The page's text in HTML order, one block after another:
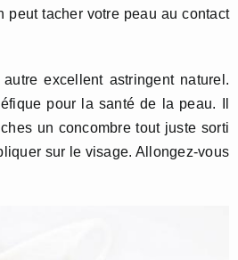
peut tacher votre peau au contact
excellent astringent naturel.
pour la santé de la peau. Il
un concombre tout juste sorti
sur le visage. Allongez-vous